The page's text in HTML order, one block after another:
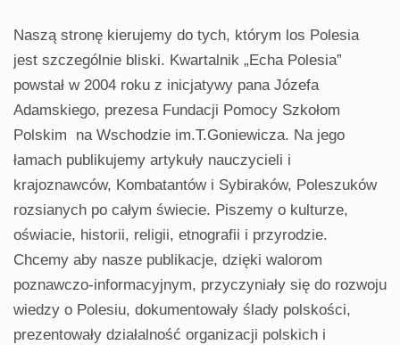
Naszą stronę kierujemy do tych, którym los Polesia
jest szczególnie bliski. Kwartalnik „Echa Polesia”
powstał w 2004 roku z inicjatywy pana Józefa
Adamskiego, prezesa Fundacji Pomocy Szkołom
Polskim na Wschodzie im.T.Goniewicza. Na jego
łamach publikujemy artykuły nauczycieli i
krajoznawców, Kombatantów i Sybiraków, Poleszuków
rozsianych po całym świecie. Piszemy o kulturze,
oświacie, historii, religii, etnografii i przyrodzie.
Chcemy aby nasze publikacje, dzięki walorom
poznawczo-informacyjnym, przyczyniały się do rozwoju
wiedzy o Polesiu, dokumentowały ślady polskości,
prezentowały działalność organizacji polskich i